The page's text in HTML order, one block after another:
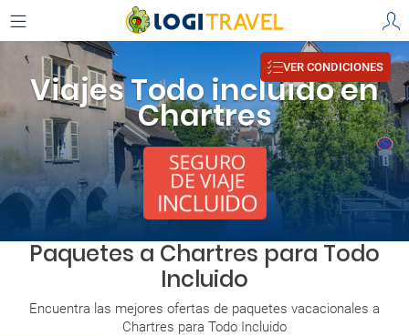
Viajes Todo incluido en
Chartres
VER CONDICIONES
Paquetes a Chartres para Todo
Incluido
Encuentra las mejores ofertas de paquetes vacacionales a
Chartres para Todo Incluido